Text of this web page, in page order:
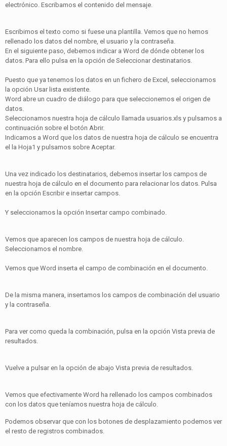
electrónico. Escribamos el contenido del mensaje.
Escribimos el texto como si fuese una plantilla. Vemos que no hemos
rellenado los datos del nombre, el usuario y la contraseña.
En el siguiente paso, debemos indicar a Word de dónde obtener los
datos. Para ello pulsa en la opción de Seleccionar destinatarios.
Puesto que ya tenemos los datos en un fichero de Excel, seleccionamos
la opción Usar lista existente.
Word abre un cuadro de diálogo para que seleccionemos el origen de
datos.
Seleccionamos nuestra hoja de cálculo llamada usuarios.xls y pulsamos a
continuación sobre el botón Abrir.
Indicamos a Word que los datos de nuestra hoja de cálculo se encuentra
el la Hoja1 y pulsamos sobre Aceptar.
Una vez indicado los destinatarios, debemos insertar los campos de
nuestra hoja de cálculo en el documento para relacionar los datos. Pulsa
en la opción Escribir e insertar campos.
Y seleccionamos la opción Insertar campo combinado.
Vemos que aparecen los campos de nuestra hoja de cálculo.
Seleccionamos el nombre.
Vemos que Word inserta el campo de combinación en el documento.
De la misma manera, insertamos los campos de combinación del usuario
y la contraseña.
Para ver como queda la combinación, pulsa en la opción Vista previa de
resultados.
Vuelve a pulsar en la opción de abajo Vista previa de resultados.
Vemos que efectivamente Word ha rellenado los campos combinados
con los datos que teníamos nuestra hoja de cálculo.
Podemos observar que con los botones de desplazamiento podemos ver
el resto de registros combinados.